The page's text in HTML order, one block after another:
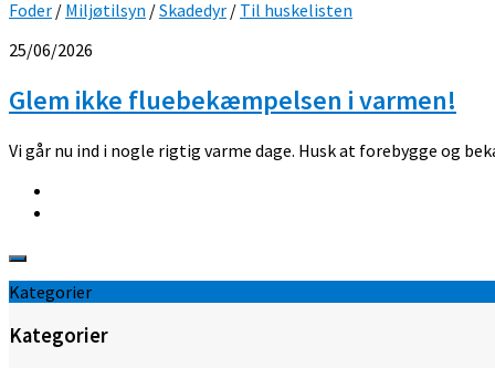
Foder / Miljøtilsyn /Skadedyr / Til huskelisten
25/06/2026
Glem ikke fluebekæmpelsen i varmen!
Vi går nu ind i nogle rigtig varme dage. Husk at forebygge og
Kategorier
Kategorier